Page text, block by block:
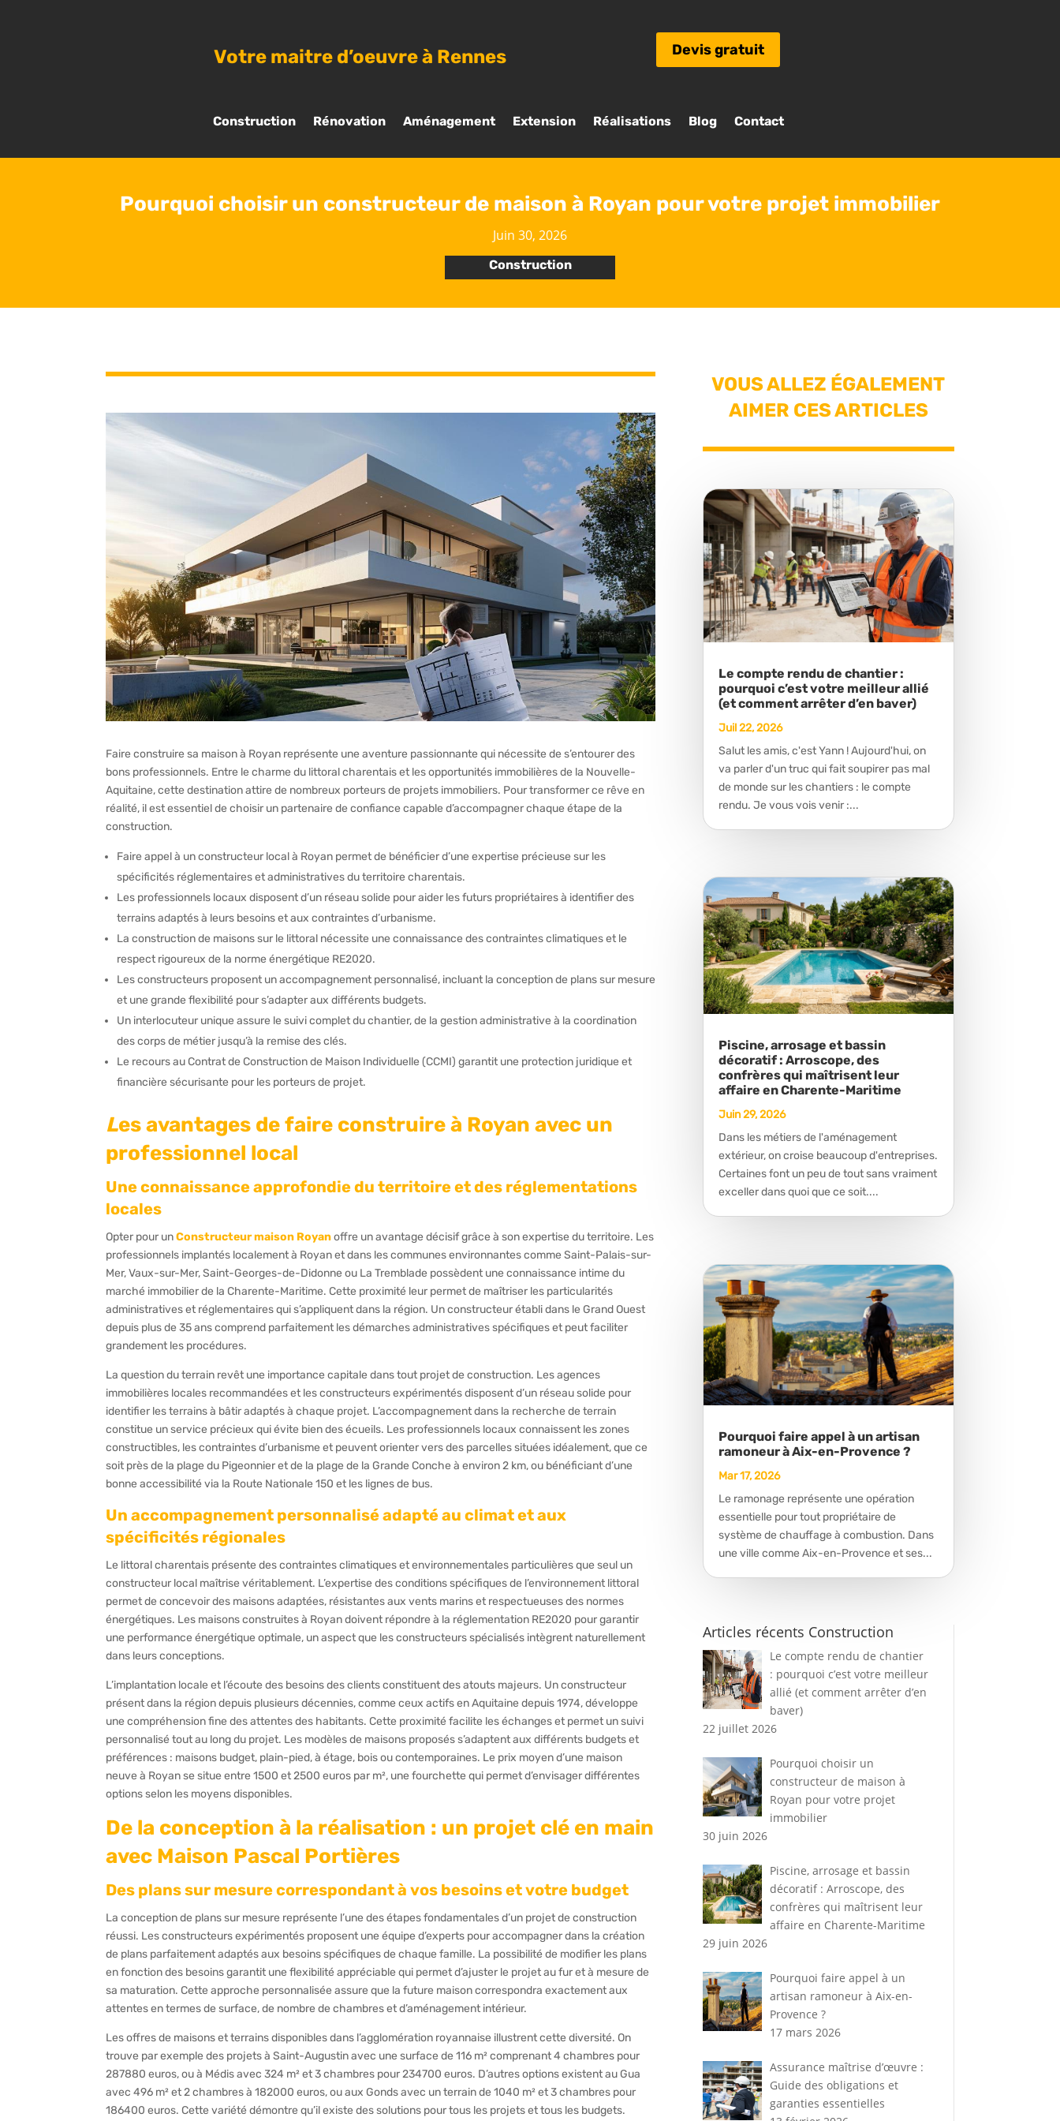
Votre maitre d’oeuvre à Rennes Devis gratuit
Construction Rénovation Aménagement Extension Réalisations Blog Contact
Pourquoi choisir un constructeur de maison à Royan pour votre projet immobilier
Juin 30, 2026
Construction
Faire construire sa maison à Royan représente une aventure passionnante qui nécessite de s’entourer des
bons professionnels. Entre le charme du littoral charentais et les opportunités immobilières de la Nouvelle-
Aquitaine, cette destination attire de nombreux porteurs de projets immobiliers. Pour transformer ce rêve en
réalité, il est essentiel de choisir un partenaire de confiance capable d’accompagner chaque étape de la
construction.
Faire appel à un constructeur local à Royan permet de bénéficier d’une expertise précieuse sur les
spécificités réglementaires et administratives du territoire charentais.
Les professionnels locaux disposent d’un réseau solide pour aider les futurs propriétaires à identifier des
terrains adaptés à leurs besoins et aux contraintes d’urbanisme.
La construction de maisons sur le littoral nécessite une connaissance des contraintes climatiques et le
respect rigoureux de la norme énergétique RE2020.
Les constructeurs proposent un accompagnement personnalisé, incluant la conception de plans sur mesure
et une grande flexibilité pour s’adapter aux différents budgets.
Un interlocuteur unique assure le suivi complet du chantier, de la gestion administrative à la coordination
des corps de métier jusqu’à la remise des clés.
Le recours au Contrat de Construction de Maison Individuelle (CCMI) garantit une protection juridique et
financière sécurisante pour les porteurs de projet.
Les avantages de faire construire à Royan avec un
professionnel local
Une connaissance approfondie du territoire et des réglementations
locales
Opter pour unConstructeur maison Royanoffre un avantage décisif grâce à son expertise du territoire. Les
professionnels implantés localement à Royan et dans les communes environnantes comme Saint-Palais-sur-
Mer, Vaux-sur-Mer, Saint-Georges-de-Didonne ou La Tremblade possèdent une connaissance intime du
marché immobilier de la Charente-Maritime. Cette proximité leur permet de maîtriser les particularités
administratives et réglementaires qui s’appliquent dans la région. Un constructeur établi dans le Grand Ouest
depuis plus de 35 ans comprend parfaitement les démarches administratives spécifiques et peut faciliter
grandement les procédures.
La question du terrain revêt une importance capitale dans tout projet de construction. Les agences
immobilières locales recommandées et les constructeurs expérimentés disposent d’un réseau solide pour
identifier les terrains à bâtir adaptés à chaque projet. L’accompagnement dans la recherche de terrain
constitue un service précieux qui évite bien des écueils. Les professionnels locaux connaissent les zones
constructibles, les contraintes d’urbanisme et peuvent orienter vers des parcelles situées idéalement, que ce
soit près de la plage du Pigeonnier et de la plage de la Grande Conche à environ 2 km, ou bénéficiant d’une
bonne accessibilité via la Route Nationale 150 et les lignes de bus.
Un accompagnement personnalisé adapté au climat et aux
spécificités régionales
Le littoral charentais présente des contraintes climatiques et environnementales particulières que seul un
constructeur local maîtrise véritablement. L’expertise des conditions spécifiques de l’environnement littoral
permet de concevoir des maisons adaptées, résistantes aux vents marins et respectueuses des normes
énergétiques. Les maisons construites à Royan doivent répondre à la réglementation RE2020 pour garantir
une performance énergétique optimale, un aspect que les constructeurs spécialisés intègrent naturellement
dans leurs conceptions.
L’implantation locale et l’écoute des besoins des clients constituent des atouts majeurs. Un constructeur
présent dans la région depuis plusieurs décennies, comme ceux actifs en Aquitaine depuis 1974, développe
une compréhension fine des attentes des habitants. Cette proximité facilite les échanges et permet un suivi
personnalisé tout au long du projet. Les modèles de maisons proposés s’adaptent aux différents budgets et
préférences : maisons budget, plain-pied, à étage, bois ou contemporaines. Le prix moyen d’une maison
neuve à Royan se situe entre 1500 et 2500 euros par m², une fourchette qui permet d’envisager différentes
options selon les moyens disponibles.
De la conception à la réalisation : un projet clé en main
avec Maison Pascal Portières
Des plans sur mesure correspondant à vos besoins et votre budget
La conception de plans sur mesure représente l’une des étapes fondamentales d’un projet de construction
réussi. Les constructeurs expérimentés proposent une équipe d’experts pour accompagner dans la création
de plans parfaitement adaptés aux besoins spécifiques de chaque famille. La possibilité de modifier les plans
en fonction des besoins garantit une flexibilité appréciable qui permet d’ajuster le projet au fur et à mesure de
sa maturation. Cette approche personnalisée assure que la future maison correspondra exactement aux
attentes en termes de surface, de nombre de chambres et d’aménagement intérieur.
Les offres de maisons et terrains disponibles dans l’agglomération royannaise illustrent cette diversité. On
trouve par exemple des projets à Saint-Augustin avec une surface de 116 m² comprenant 4 chambres pour
287880 euros, ou à Médis avec 324 m² et 3 chambres pour 234700 euros. D’autres options existent au Gua
avec 496 m² et 2 chambres à 182000 euros, ou aux Gonds avec un terrain de 1040 m² et 3 chambres pour
186400 euros. Cette variété démontre qu’il existe des solutions pour tous les projets et tous les budgets.
VOUS ALLEZ ÉGALEMENT
AIMER CES ARTICLES
Le compte rendu de chantier :
pourquoi c’est votre meilleur allié
(et comment arrêter d’en baver)
Juil 22, 2026
Salut les amis, c'est Yann ! Aujourd'hui, on
va parler d'un truc qui fait soupirer pas mal
de monde sur les chantiers : le compte
rendu. Je vous vois venir :...
Piscine, arrosage et bassin
décoratif : Arroscope, des
confrères qui maîtrisent leur
affaire en Charente-Maritime
Juin 29, 2026
Dans les métiers de l'aménagement
extérieur, on croise beaucoup d'entreprises.
Certaines font un peu de tout sans vraiment
exceller dans quoi que ce soit....
Pourquoi faire appel à un artisan
ramoneur à Aix-en-Provence ?
Mar 17, 2026
Le ramonage représente une opération
essentielle pour tout propriétaire de
système de chauffage à combustion. Dans
une ville comme Aix-en-Provence et ses...
Articles récents Construction
Le compte rendu de chantier
: pourquoi c’est votre meilleur
allié (et comment arrêter d’en
baver)
22 juillet 2026
Pourquoi choisir un
constructeur de maison à
Royan pour votre projet
immobilier
30 juin 2026
Piscine, arrosage et bassin
décoratif : Arroscope, des
confrères qui maîtrisent leur
affaire en Charente-Maritime
29 juin 2026
Pourquoi faire appel à un
artisan ramoneur à Aix-en-
Provence ?
17 mars 2026
Assurance maîtrise d’œuvre :
Guide des obligations et
garanties essentielles